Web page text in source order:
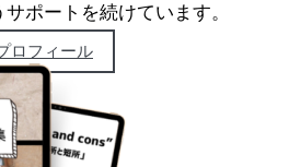
ポートを続けています。
ロフィール